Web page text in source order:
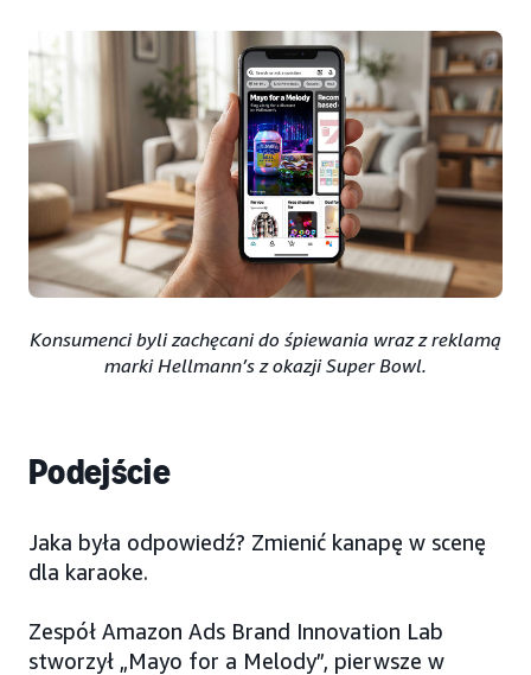
Konsumenci byli zachęcani do śpiewania wraz z reklamą
marki Hellmann’s z okazji Super Bowl.
Podejście
Jaka była odpowiedź? Zmienić kanapę w scenę
dla karaoke.
Zespół Amazon Ads Brand Innovation Lab
stworzył „Mayo for a Melody”, pierwsze w